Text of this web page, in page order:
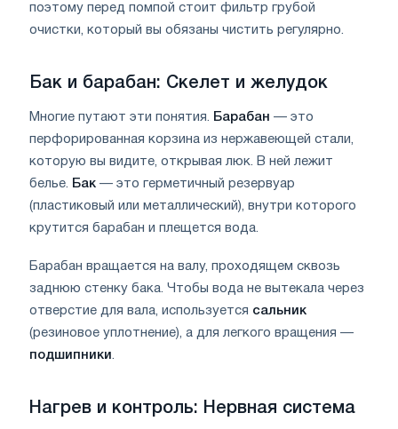
поэтому перед помпой стоит фильтр грубой
очистки, который вы обязаны чистить регулярно.
Бак и барабан: Скелет и желудок
Многие путают эти понятия. Барабан — это
перфорированная корзина из нержавеющей стали,
которую вы видите, открывая люк. В ней лежит
белье. Бак — это герметичный резервуар
(пластиковый или металлический), внутри которого
крутится барабан и плещется вода.
Барабан вращается на валу, проходящем сквозь
заднюю стенку бака. Чтобы вода не вытекала через
отверстие для вала, используется сальник
(резиновое уплотнение), а для легкого вращения —
подшипники.
Нагрев и контроль: Нервная система